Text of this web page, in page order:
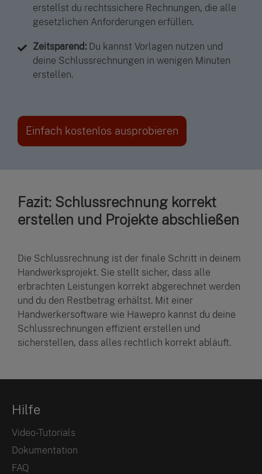
erstellst du rechtssichere Rechnungen, die alle
gesetzlichen Anforderungen erfüllen.
Zeitsparend: Du kannst Vorlagen nutzen und
deine Schlussrechnungen in wenigen Minuten
erstellen.
Einfach kostenlos ausprobieren
Fazit: Schlussrechnung korrekt
erstellen und Projekte abschließen
Die Schlussrechnung ist der finale Schritt in deinem
Handwerksprojekt. Sie stellt sicher, dass alle
erbrachten Leistungen korrekt abgerechnet werden
und du den Restbetrag erhältst. Mit einer
Handwerkersoftware wie Hawepro kannst du deine
Schlussrechnungen effizient erstellen und
sicherstellen, dass alles rechtlich korrekt abläuft.
Hilfe
Video-Tutorials
Dokumentation
FAQ